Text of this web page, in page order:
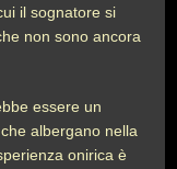
il sognatore si
non sono ancora
essere un
albergano nella
onirica è